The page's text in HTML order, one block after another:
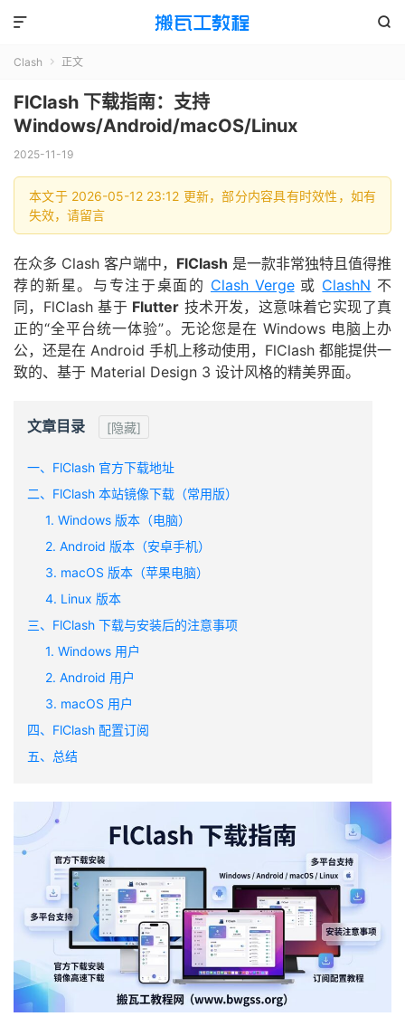


Clash  正文
FlClash 下载指南：支持
Windows/Android/macOS/Linux
2025-11-19
本文于 2026-05-12 23:12 更新，部分内容具有时效性，如有
失效，请留言
在众多 Clash 客户端中， FlClash 是一款非常独特且值得推
荐的新星。与专注于桌面的 Clash Verge或 ClashN 不
同，FlClash 基于 Flutter 技术开发，这意味着它实现了真
正的“全平台统一体验”。无论您是在 Windows 电脑上办
公，还是在 Android 手机上移动使用，FlClash 都能提供一
致的、基于 Material Design 3 设计风格的精美界面。
文章目录 [隐藏]
一、FlClash 官方下载地址
二、FlClash 本站镜像下载（常用版）
1. Windows 版本（电脑）
2. Android 版本（安卓手机）
3. macOS 版本（苹果电脑）
4. Linux 版本
三、FlClash 下载与安装后的注意事项
1. Windows 用户
2. Android 用户
3. macOS 用户
四、FlClash 配置订阅
五、总结